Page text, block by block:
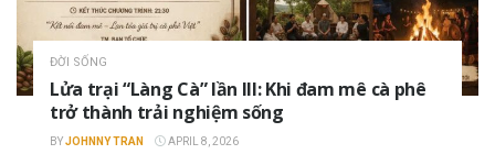
ĐỜI SỐNG
Lửa trại “Làng Cà” lần III: Khi đam mê cà phê
trở thành trải nghiệm sống
BYJOHNNY TRAN APRIL 8, 2026